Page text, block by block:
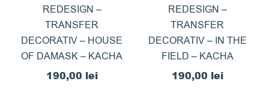
REDESIGN –
TRANSFER
DECORATIV – HOUSE
OF DAMASK – KACHA
190,00 lei
REDESIGN –
TRANSFER
DECORATIV – IN THE
FIELD – KACHA
190,00 lei